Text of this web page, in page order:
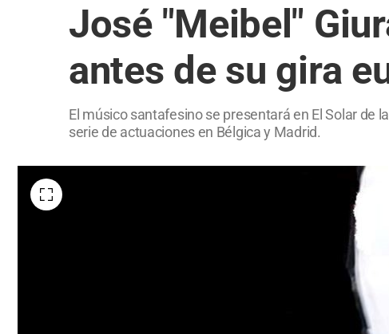
José "Meibel"
antes de su gira
El músico santafesino se presentará en El Solar de
serie de actuaciones en Bélgica y Madrid.